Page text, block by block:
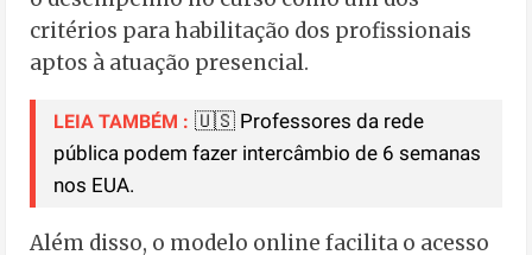
critérios para habilitação dos profissionais
aptos à atuação presencial.
LEIA TAMBÉM : 🇺🇸 Professores da rede
pública podem fazer intercâmbio de 6 semanas
nos EUA.
Além disso, o modelo online facilita o acesso